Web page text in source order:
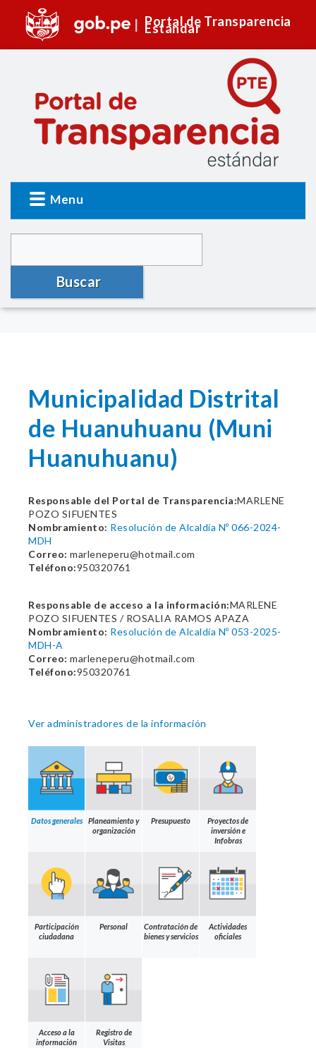
Portal de Transparencia
Estándar
Menu
Buscar
Municipalidad Distrital
de Huanuhuanu (Muni
Huanuhuanu)
Responsable del Portal de Transparencia:MARLENE
POZO SIFUENTES
Nombramiento: Resolución de Alcaldía Nº 066-2024-
MDH
Correo: marleneperu@hotmail.com
Teléfono:950320761
Responsable de acceso a la información:MARLENE
POZO SIFUENTES / ROSALIA RAMOS APAZA
Nombramiento: Resolución de Alcaldía Nº 053-2025-
MDH-A
Correo: marleneperu@hotmail.com
Teléfono:950320761
Ver administradores de la información
Datos generales
Planeamiento y
organización
Presupuesto
Proyectos de
inversión e
Infobras
Participación
ciudadana
Personal
Contratación de
bienes y servicios
Actividades
oficiales
Acceso a la
información
Registro de
Visitas